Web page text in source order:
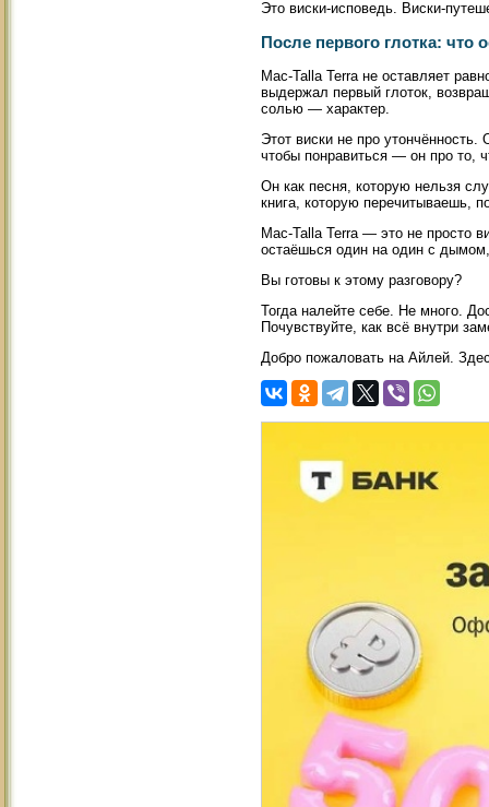
Это виски-исповедь. Виски-
После первого глотка: что
Mac-Talla Terra не оставляет
выдержал первый глоток,
солью — характер.
Этот виски не про
чтобы понравиться — он про то,
Он как песня, которую нельзя
книга, которую перечитываешь,
Mac-Talla Terra — это не просто
остаёшься один на один с
Вы готовы к этому разговору?
Тогда налейте себе. Не много.
Почувствуйте, как всё внутри
Добро пожаловать на Айлей.